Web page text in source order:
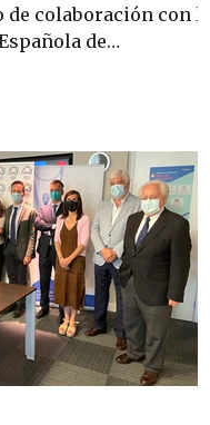
colaboración con la
de